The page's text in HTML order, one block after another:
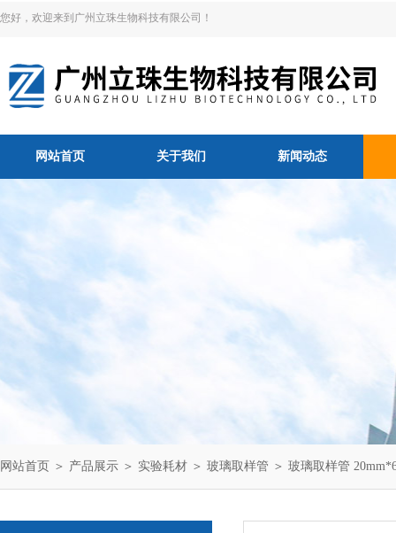
您好，欢迎来到广州立珠生物科技有限公司！
网站首页 关于我们 新闻动态
网站首页 ＞ 产品展示 ＞ 实验耗材 ＞ 玻璃取样管 ＞ 玻璃取样管